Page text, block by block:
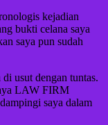
kejadian
bukti celana saya
saya pun sudah
di usut dengan tuntas.
LAW FIRM
saya dalam